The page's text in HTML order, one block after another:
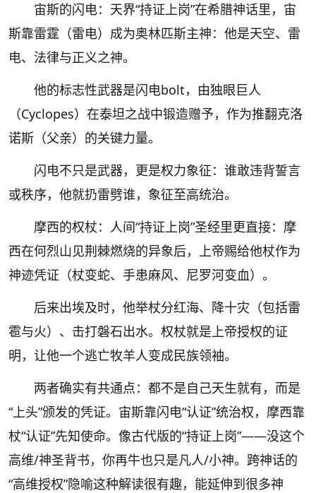
宙斯的闪电：天界“持证上岗”在希腊神话里，宙
斯靠雷霆（雷电）成为奥林匹斯主神：他是天空、雷
电、法律与正义之神。
他的标志性武器是闪电bolt，由独眼巨人
（Cyclopes）在泰坦之战中锻造赠予，作为推翻克洛
诺斯（父亲）的关键力量。
闪电不只是武器，更是权力象征：谁敢违背誓言
或秩序，他就扔雷劈谁，象征至高统治。
摩西的权杖：人间“持证上岗”圣经里更直接：摩
西在何烈山见荆棘燃烧的异象后，上帝赐给他杖作为
神迹凭证（杖变蛇、手患麻风、尼罗河变血）。
后来出埃及时，他举杖分红海、降十灾（包括雷
雹与火）、击打磐石出水。权杖就是上帝授权的证
明，让他一个逃亡牧羊人变成民族领袖。
两者确实有共通点：都不是自己天生就有，而是
“上头”颁发的凭证。宙斯靠闪电“认证”统治权，摩西靠
杖“认证”先知使命。像古代版的“持证上岗”——没这个
高维/神圣背书，你再牛也只是凡人/小神。跨神话的
“高维授权”隐喻这种解读很有趣，能延伸到很多神